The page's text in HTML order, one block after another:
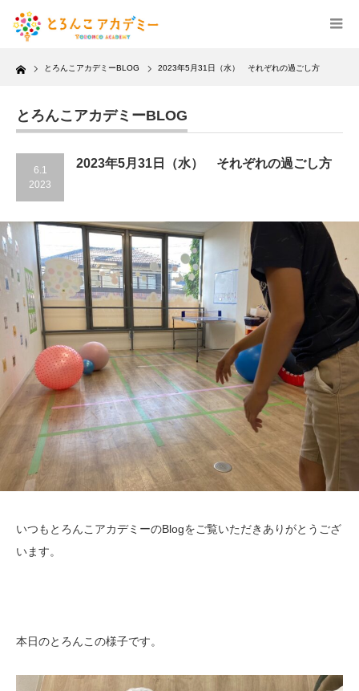
Home とろんこアカデミーBLOG 2023年5月31日（水） それぞれの過ごし方
とろんこアカデミーBLOG
6.1
2023
2023年5月31日（水） それぞれの過ごし方
いつもとろんこアカデミーのBlogをご覧いただきありがとうござ
います。
本日のとろんこの様子です。